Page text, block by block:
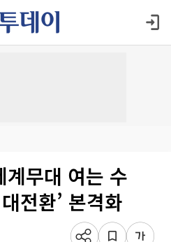
계무대 여는 수
전환’ 본격화